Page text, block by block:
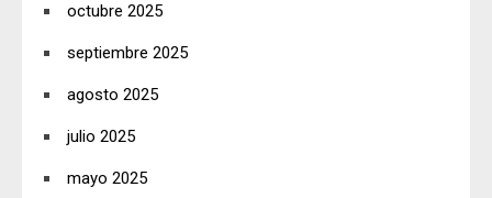
octubre 2025
septiembre 2025
agosto 2025
julio 2025
mayo 2025